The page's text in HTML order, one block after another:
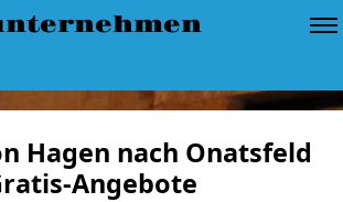
Hagen nach Onatsfeld
Angebote